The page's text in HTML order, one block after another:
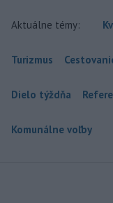
Aktuálne témy:
Turizmus
Dielo týždňa
Komunálne voľby